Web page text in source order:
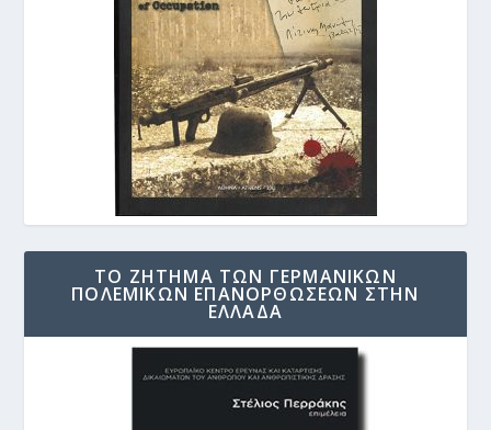
ΤΟ ΖΗΤΗΜΑ ΤΩΝ ΓΕΡΜΑΝΙΚΩΝ
ΠΟΛΕΜΙΚΩΝ ΕΠΑΝΟΡΘΩΣΕΩΝ ΣΤΗΝ
ΕΛΛΑΔΑ